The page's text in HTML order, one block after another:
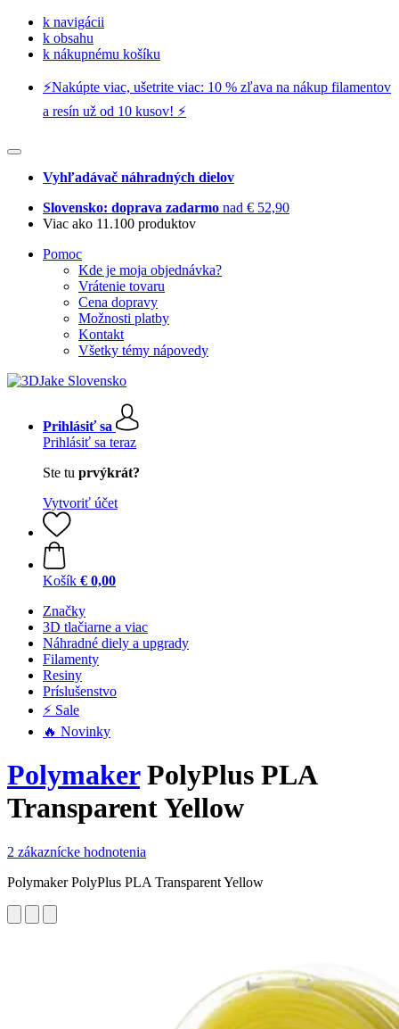
k navigácii
k obsahu
k nákupnému košíku
⚡️Nakúpte viac, ušetrite viac: 10 % zľava na nákup filamentov
a resín už od 10 kusov! ⚡️
Vyhľadávač náhradných dielov
Slovensko: doprava zadarmo nad € 52,90
Viac ako 11.100 produktov
Pomoc
Kde je moja objednávka?
Vrátenie tovaru
Cena dopravy
Možnosti platby
Kontakt
Všetky témy nápovedy
Prihlásiť sa
Prihlásiť sa teraz
Ste tu prvýkrát?
Vytvoriť účet
Košík € 0,00
Značky
3D tlačiarne a viac
Náhradné diely a upgrady
Filamenty
Resiny
Príslušenstvo
⚡ Sale
🔥 Novinky
PolymakerPolyPlus PLA
Transparent Yellow
2 zákaznícke hodnotenia
Polymaker PolyPlus PLA Transparent Yellow